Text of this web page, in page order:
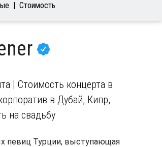
Стоимость
| Стоимость концерта в
в Дубай, Кипр,
на свадьбу
певиц Турции, выступающая